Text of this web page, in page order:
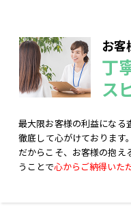
お客
丁
ス
最大限お客様の利益になる
徹底して心がけております
だからこそ、お客様の抱え
うことで心からご納得いた